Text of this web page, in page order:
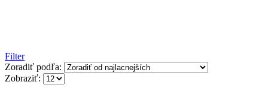
Filter
Zoradiť podľa:
Zobraziť: